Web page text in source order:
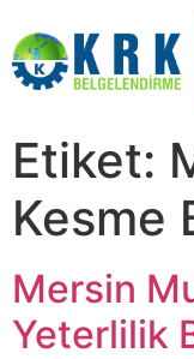
Etiket:
Kesme
Mersin
Yeterlilik